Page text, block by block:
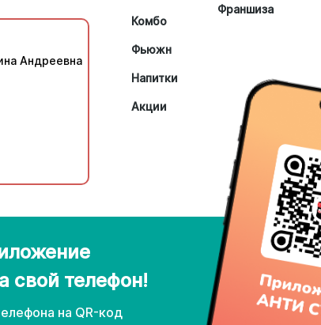
Андреевна
Комбо
Фьюжн
Напитки
Акции
Франшиза
свой телефон!
нa QR-код